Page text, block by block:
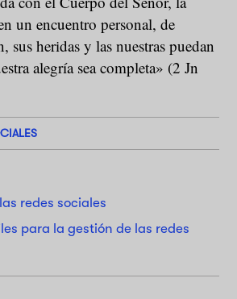
un encuentro personal, de
sus heridas y las nuestras puedan
alegría sea completa» (2 Jn
redes sociales
para la gestión de las redes